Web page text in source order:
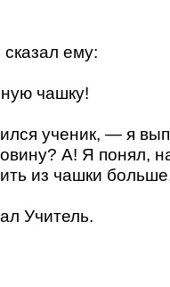
ему:
чашку!
ученик, — я
А! Я понял,
из чашки
Учитель.